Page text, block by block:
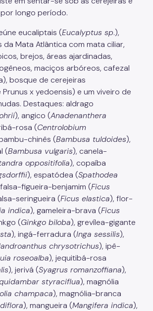
longo período.
eucaliptais (Eucalyptus sp.),
da Mata Atlântica com mata ciliar,
brejos, áreas ajardinadas,
maciços arbóreos, cafezal
bosque de cerejeiras
x yedoensis) e um viveiro de
Destaques: aldrago
), angico (Anadenanthera
rosa (Centrolobium
chinês (Bambusa tuldoides),
(Bambusa vulgaris), canela-
oppositifolia), copaíba
), espatódea (Spathodea
figueira-benjamim (Ficus
seringueira (Ficus elastica), flor-
indica), gameleira-brava (Ficus
(Ginkgo biloba), grevílea-gigante
), ingá-ferradura (Inga sessilis),
chrysotrichus), ipê-
roseoalba), jequitibá-rosa
), jerivá (Syagrus romanzoffiana),
styraciflua), magnólia
champaca), magnólia-branca
), mangueira (Mangifera indica),